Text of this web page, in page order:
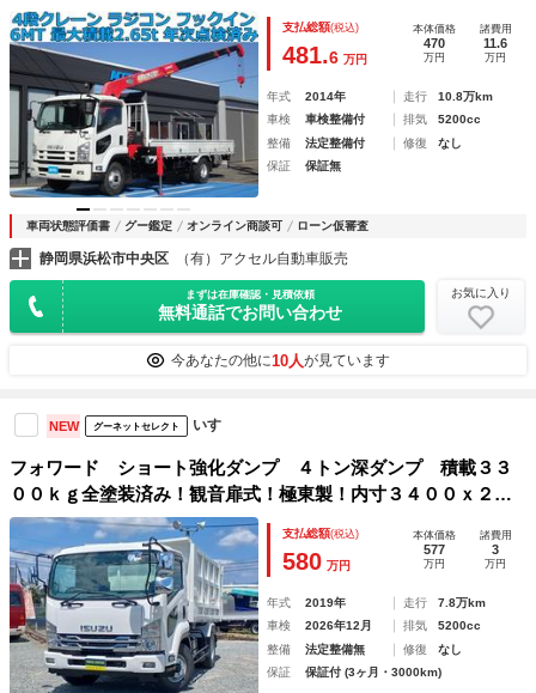
ン 上物同年 クレーン年次点検実施済み 平ボディ 荷台寸
法 長５５５幅２１５ 古河 ＵＮＩＣ
支払総額(税込)
481.6 万円
本体価格
470
万円
諸費用
11.6
万円
年式 2014年 走行
10.8万km
車検
車検整備付 排気
5200cc
整備
法定整備付 修復
なし
保証
保証無
車両状態評価書 グー鑑定 オンライン商談可 ローン仮審査
静岡県浜松市中央区 （有）アクセル自動車販売
まずは在庫確認・見積依頼
無料通話でお問い合わせ
お気に入り
今あなたの他に10人が見ています
NEW グーネットセレクト いすゞ
フォワード ショート強化ダンプ ４トン深ダンプ 積載３３
００ｋｇ全塗装済み！観音扉式！極東製！内寸３４００ｘ２０
５０ｘ１３８０
支払総額(税込)
580 万円
本体価格
577
万円
諸費用
3
万円
年式 2019年 走行
7.8万km
車検
2026年12月 排気
5200cc
整備
法定整備無 修復
なし
保証
保証付 (3ヶ月・3000km)